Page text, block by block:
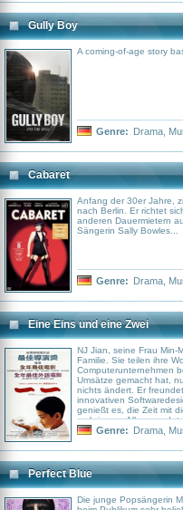
Gully Boy
A coming-of-age story
Genre: Drama
Cabaret
Anfang der 30er Jahre,
nach Berlin. Er richtet
anderen Dauermietern
Sängerin Sally Bowles...
Genre: Drama
Eine Eins und eine Zwei
NJ Jian, seine Frau Min-
Familie. Sie teilen ihre
Computerunternehmen
Umsätze gemacht hat,
nichts ändert. Er
innovativen
genießt es, die Zeit mit
verbringen. Alles wendet
der Bruder von Mi-Mi,
wo sie in ein Koma fällt,
diesem Tag begegnet
und die er seit 20
Genre: Drama
Perfect Blue
Die junge Popsängerin